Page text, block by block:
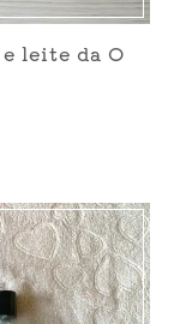
leite da O